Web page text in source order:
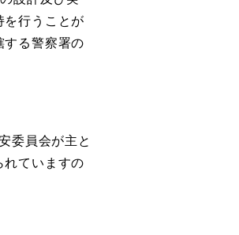
行うことが
る警察署の
委員会が主と
ていますの